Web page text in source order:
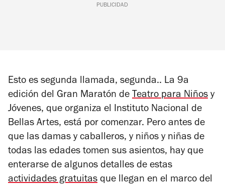
PUBLICIDAD
Esto es segunda llamada, segunda.. La 9a
edición del Gran Maratón de Teatro para Niños y
Jóvenes, que organiza el Instituto Nacional de
Bellas Artes, está por comenzar. Pero antes de
que las damas y caballeros, y niños y niñas de
todas las edades tomen sus asientos, hay que
enterarse de algunos detalles de estas
actividades gratuitas que llegan en el marco del